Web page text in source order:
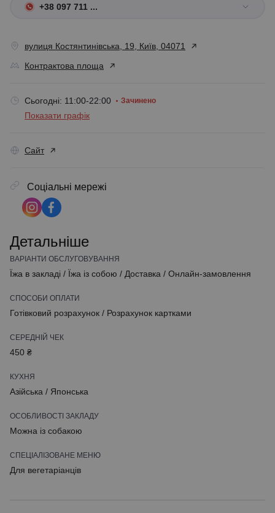
+38 097 711 ...
вулиця Костянтинівська, 19, Київ, 04071
Контрактова площа
Сьогодні: 11:00-22:00 Зачинено
Показати графік
Сайт
Соціальні мережі
Детальніше
ВАРІАНТИ ОБСЛУГОВУВАННЯ
Їжа в закладі / Їжа із собою / Доставка / Онлайн-замовлення
СПОСОБИ ОПЛАТИ
Готівковий розрахунок / Розрахунок картками
СЕРЕДНІЙ ЧЕК
450 ₴
КУХНЯ
Азійська / Японська
ОСОБЛИВОСТІ ЗАКЛАДУ
Можна із собакою
СПЕЦІАЛІЗОВАНЕ МЕНЮ
Для вегетаріанців